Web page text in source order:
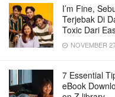
I’m Fine,
Terjebak Di
Toxic Dari
NOVEMBER
7 Essential
eBook